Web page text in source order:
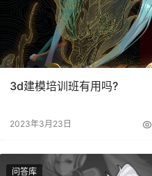
3d建模培训班有用吗?
2023年3月23日
问答库